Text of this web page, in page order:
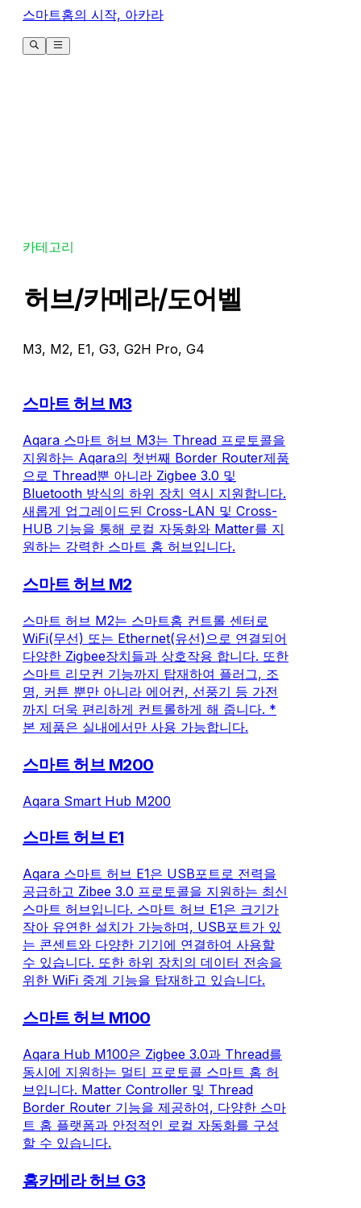
스마트홈의 시작, 아카라
카테고리
허브/카메라/도어벨
M3, M2, E1, G3, G2H Pro, G4
스마트 허브 M3
Aqara 스마트 허브 M3는 Thread 프로토콜을
지원하는 Aqara의 첫번째 Border Router제품
으로 Thread뿐 아니라 Zigbee 3.0 및
Bluetooth 방식의 하위 장치 역시 지원합니다.
새롭게 업그레이드된 Cross-LAN 및 Cross-
HUB 기능을 통해 로컬 자동화와 Matter를 지
원하는 강력한 스마트 홈 허브입니다.
스마트 허브 M2
스마트 허브 M2는 스마트홈 컨트롤 센터로
WiFi(무선) 또는 Ethernet(유선)으로 연결되어
다양한 Zigbee장치들과 상호작용 합니다. 또한
스마트 리모컨 기능까지 탑재하여 플러그, 조
명, 커튼 뿐만 아니라 에어컨, 선풍기 등 가전
까지 더욱 편리하게 컨트롤하게 해 줍니다. *
본 제품은 실내에서만 사용 가능합니다.
스마트 허브 M200
Aqara Smart Hub M200
스마트 허브 E1
Aqara 스마트 허브 E1은 USB포트로 전력을
공급하고 Zibee 3.0 프로토콜을 지원하는 최신
스마트 허브입니다. 스마트 허브 E1은 크기가
작아 유연한 설치가 가능하며, USB포트가 있
는 콘센트와 다양한 기기에 연결하여 사용할
수 있습니다. 또한 하위 장치의 데이터 전송을
위한 WiFi 중계 기능을 탑재하고 있습니다.
스마트 허브 M100
Aqara Hub M100은 Zigbee 3.0과 Thread를
동시에 지원하는 멀티 프로토콜 스마트 홈 허
브입니다. Matter Controller 및 Thread
Border Router 기능을 제공하여, 다양한 스마
트 홈 플랫폼과 안정적인 로컬 자동화를 구성
할 수 있습니다.
홈카메라 허브 G3